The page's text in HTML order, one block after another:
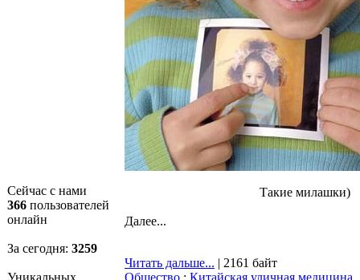
Сейчас с нами
366 пользователей
онлайн
За сегодня: 3260
Уникальных
Такие милашки)
Далее...
Читать дальше... | 2161 байт
Общество : Китайская уличная медицина